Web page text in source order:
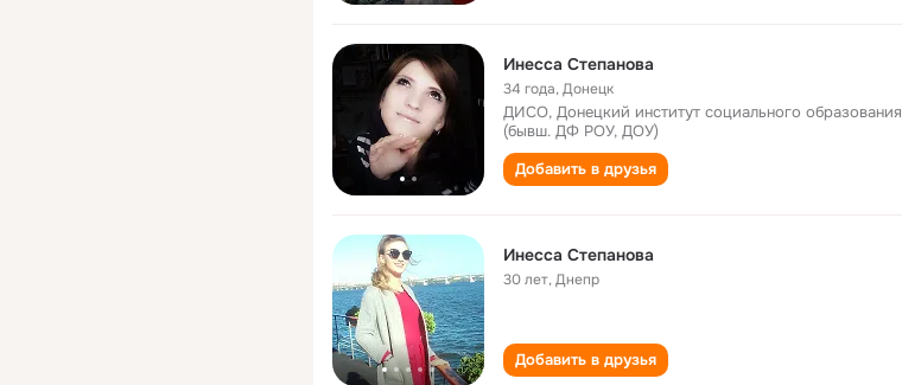
Инесса Степанова
34 года,Донецк
ДИСО, Донецкий институт социального образования
(бывш. ДФ РОУ, ДОУ)
Добавить в друзья
Инесса Степанова
30 лет,Днепр
Добавить в друзья